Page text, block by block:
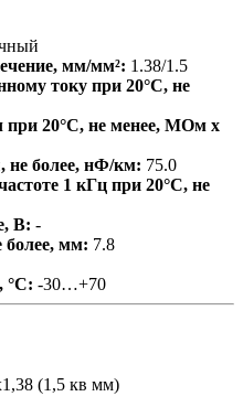
мм/мм²: 1.38/1.5
току при 20°С, не
при 20°C, не менее, МОм х
не более, нФ/км: 75.0
1 кГц при 20°С, не
В: -
мм: 7.8
°С: -30…+70
(1,5 кв мм)